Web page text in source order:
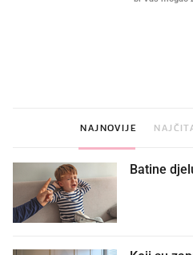
NAJNOVIJE
Batine